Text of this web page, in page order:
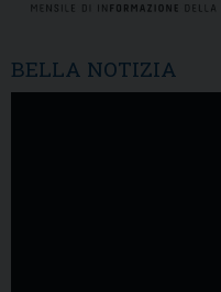
BELLA NOTIZIA